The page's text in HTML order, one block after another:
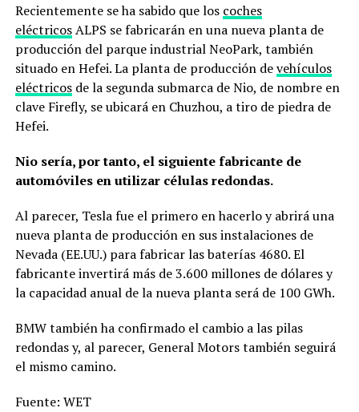
Recientemente se ha sabido que los coches
eléctricosALPS se fabricarán en una nueva planta de
producción del parque industrial NeoPark, también
situado en Hefei. La planta de producción devehículos
eléctricosde la segunda submarca de Nio, de nombre en
clave Firefly, se ubicará en Chuzhou, a tiro de piedra de
Hefei.
Nio sería, por tanto, el siguiente fabricante de
automóviles en utilizar células redondas.
Al parecer, Tesla fue el primero en hacerlo y abrirá una
nueva planta de producción en sus instalaciones de
Nevada (EE.UU.) para fabricar las baterías 4680. El
fabricante invertirá más de 3.600 millones de dólares y
la capacidad anual de la nueva planta será de 100 GWh.
BMW también ha confirmado el cambio a las pilas
redondas y, al parecer, General Motors también seguirá
el mismo camino.
Fuente: WET